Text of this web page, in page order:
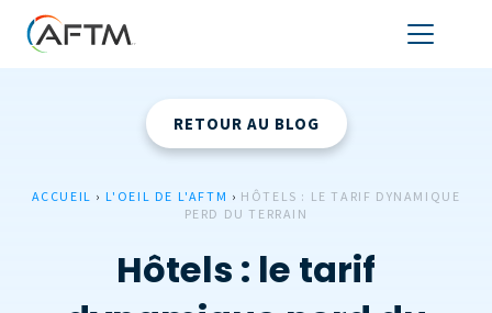
RETOUR AU BLOG
ACCUEIL › L'OEIL DE L'AFTM › HÔTELS : LE TARIF DYNAMIQUE
PERD DU TERRAIN
Hôtels : le tarif